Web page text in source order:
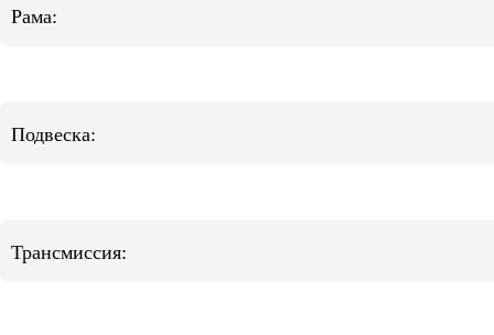
Рама:
Подвеска:
Трансмиссия: